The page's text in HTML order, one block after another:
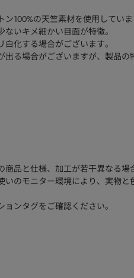
100%の天竺素材を使用していま
いキメ細かい目面が特徴。
化する場合がございます。
出る場合がございますが、製品の
品と仕様、加工が若干異なる場
のモニター環境により、実物と
ンタグをご確認ください。